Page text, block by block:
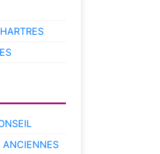
ANCIENNES